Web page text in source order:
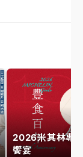
2026米其林專
饗宴